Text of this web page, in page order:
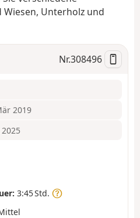
Wiesen, Unterholz und
Nr.308496
2019
3:45 Std.